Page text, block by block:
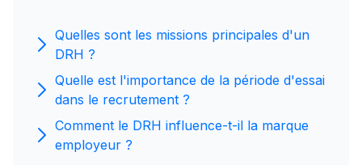
Quelles sont les missions principales d'un
DRH ?
Quelle est l'importance de la période d'essai
dans le recrutement ?
Comment le DRH influence-t-il la marque
employeur ?